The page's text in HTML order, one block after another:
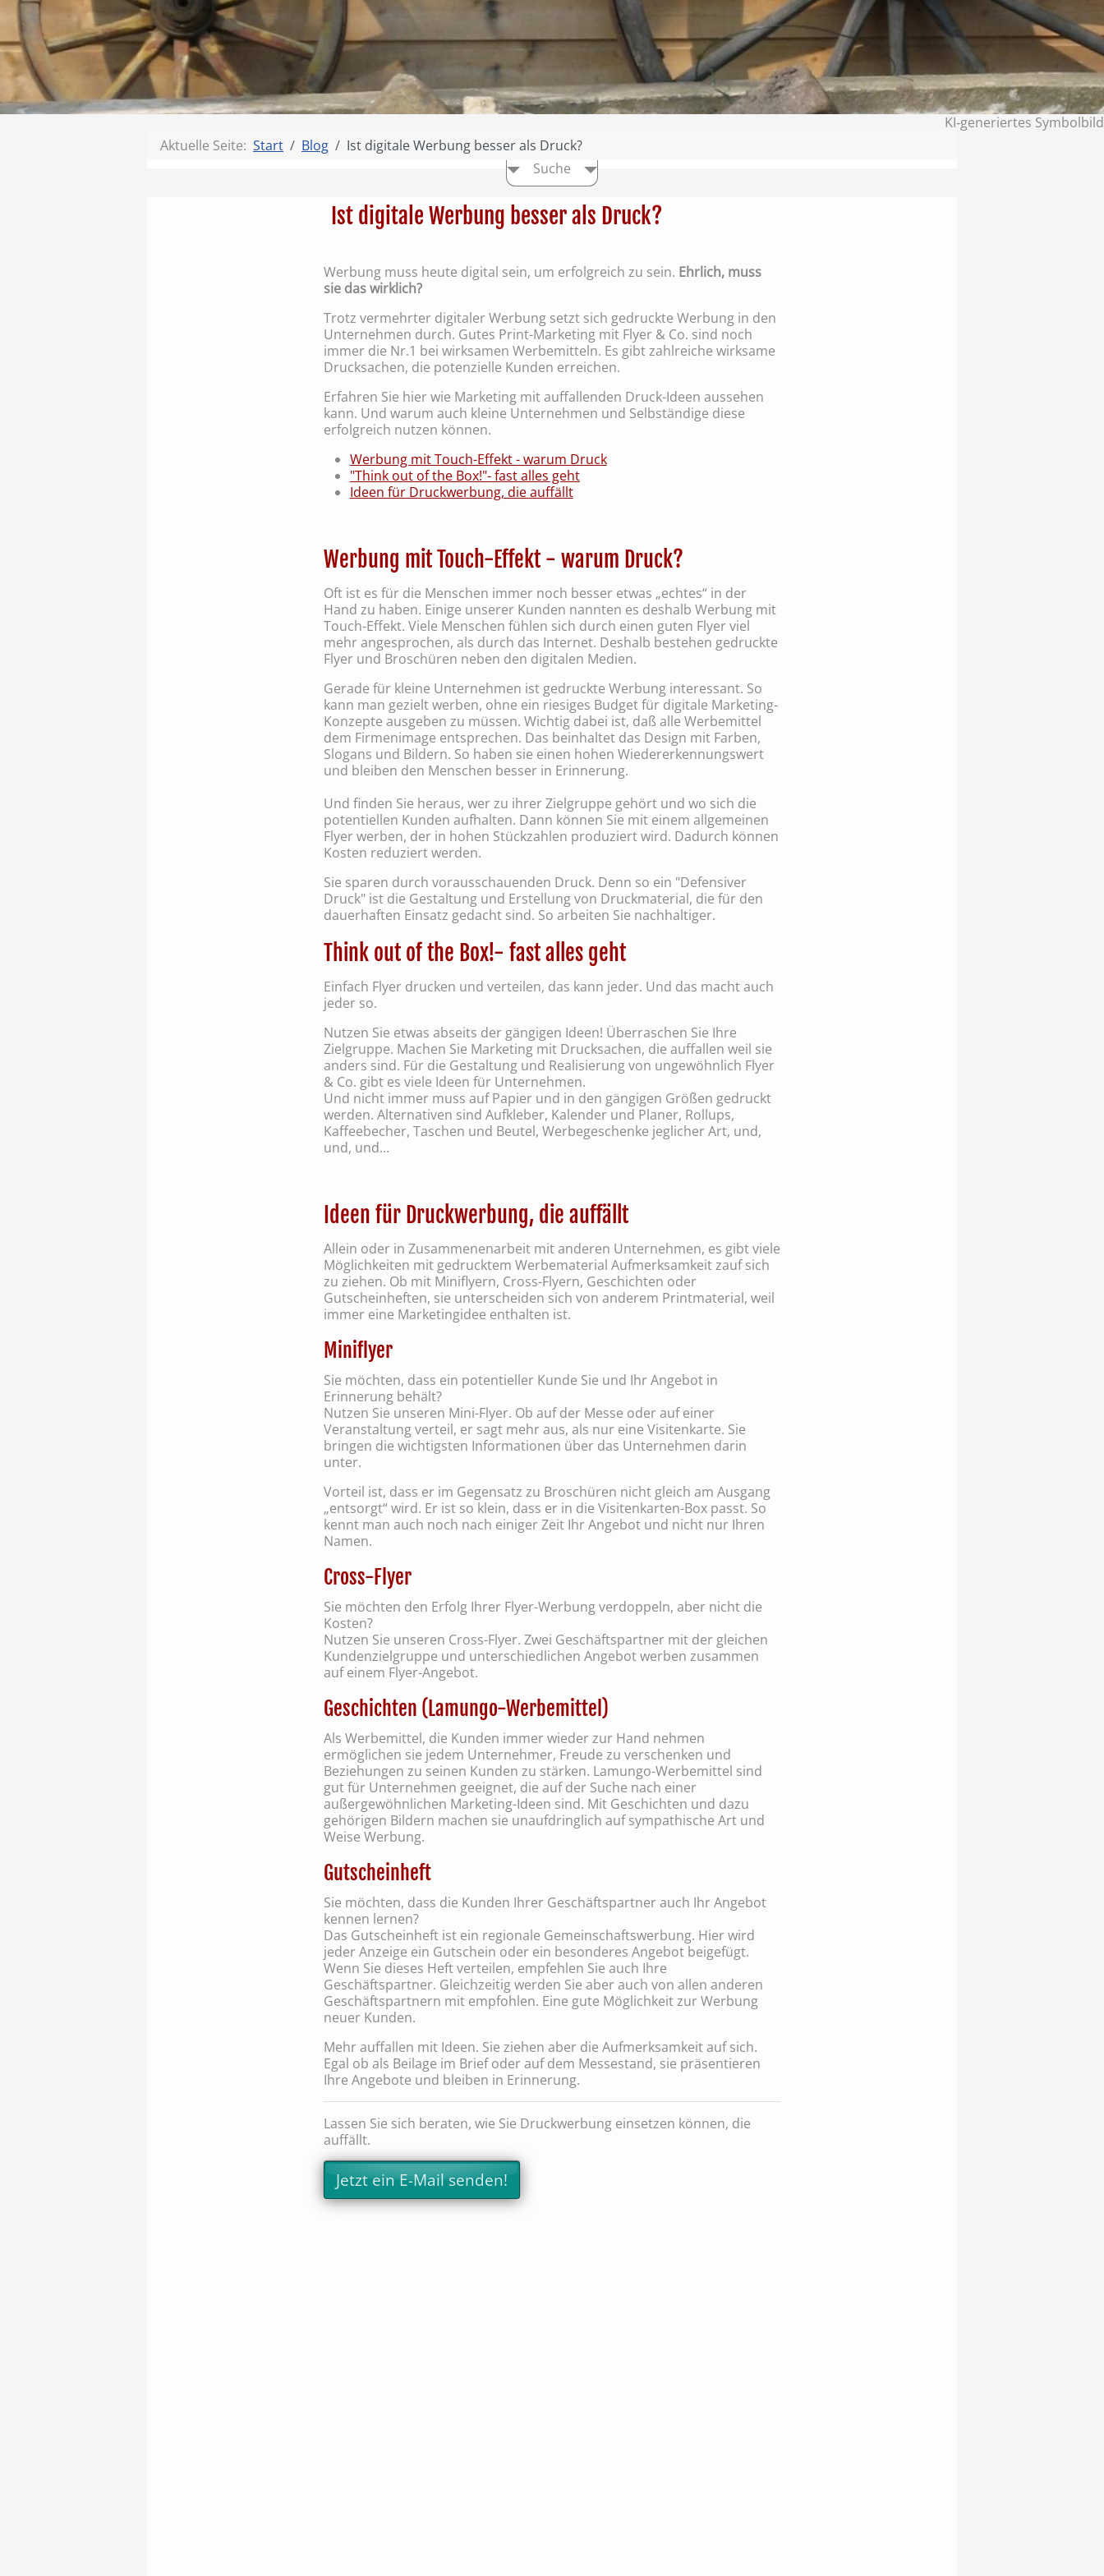
KI‑generiertes Symbolbild
Aktuelle Seite: Start Blog
Ist digitale Werbung besser als Druck?
Suche
Ist digitale Werbung besser als Druck?
Werbung muss heute digital sein, um erfolgreich zu sein. Ehrlich, muss
sie das wirklich?
Trotz vermehrter digitaler Werbung setzt sich gedruckte Werbung in den
Unternehmen durch. Gutes Print-Marketing mit Flyer & Co. sind noch
immer die Nr.1 bei wirksamen Werbemitteln. Es gibt zahlreiche wirksame
Drucksachen, die potenzielle Kunden erreichen.
Erfahren Sie hier wie Marketing mit auffallenden Druck-Ideen aussehen
kann. Und warum auch kleine Unternehmen und Selbständige diese
erfolgreich nutzen können.
Werbung mit Touch-Effekt - warum Druck
"Think out of the Box!"- fast alles geht
Ideen für Druckwerbung, die auffällt
Werbung mit Touch-Effekt - warum Druck?
Oft ist es für die Menschen immer noch besser etwas „echtes“ in der
Hand zu haben. Einige unserer Kunden nannten es deshalb Werbung mit
Touch-Effekt. Viele Menschen fühlen sich durch einen guten Flyer viel
mehr angesprochen, als durch das Internet. Deshalb bestehen gedruckte
Flyer und Broschüren neben den digitalen Medien.
Gerade für kleine Unternehmen ist gedruckte Werbung interessant. So
kann man gezielt werben, ohne ein riesiges Budget für digitale Marketing-
Konzepte ausgeben zu müssen. Wichtig dabei ist, daß alle Werbemittel
dem Firmenimage entsprechen. Das beinhaltet das Design mit Farben,
Slogans und Bildern. So haben sie einen hohen Wiedererkennungswert
und bleiben den Menschen besser in Erinnerung.
Und finden Sie heraus, wer zu ihrer Zielgruppe gehört und wo sich die
potentiellen Kunden aufhalten. Dann können Sie mit einem allgemeinen
Flyer werben, der in hohen Stückzahlen produziert wird. Dadurch können
Kosten reduziert werden.
Sie sparen durch vorausschauenden Druck. Denn so ein "Defensiver
Druck" ist die Gestaltung und Erstellung von Druckmaterial, die für den
dauerhaften Einsatz gedacht sind. So arbeiten Sie nachhaltiger.
Think out of the Box!- fast alles geht
Einfach Flyer drucken und verteilen, das kann jeder. Und das macht auch
jeder so.
Nutzen Sie etwas abseits der gängigen Ideen! Überraschen Sie Ihre
Zielgruppe. Machen Sie Marketing mit Drucksachen, die auffallen weil sie
anders sind. Für die Gestaltung und Realisierung von ungewöhnlich Flyer
& Co. gibt es viele Ideen für Unternehmen.
Und nicht immer muss auf Papier und in den gängigen Größen gedruckt
werden. Alternativen sind Aufkleber, Kalender und Planer, Rollups,
Kaffeebecher, Taschen und Beutel, Werbegeschenke jeglicher Art, und,
und, und...
Ideen für Druckwerbung, die auffällt
Allein oder in Zusammenenarbeit mit anderen Unternehmen, es gibt viele
Möglichkeiten mit gedrucktem Werbematerial Aufmerksamkeit zauf sich
zu ziehen. Ob mit Miniflyern, Cross-Flyern, Geschichten oder
Gutscheinheften, sie unterscheiden sich von anderem Printmaterial, weil
immer eine Marketingidee enthalten ist.
Miniflyer
Sie möchten, dass ein potentieller Kunde Sie und Ihr Angebot in
Erinnerung behält?
Nutzen Sie unseren Mini-Flyer. Ob auf der Messe oder auf einer
Veranstaltung verteil, er sagt mehr aus, als nur eine Visitenkarte. Sie
bringen die wichtigsten Informationen über das Unternehmen darin
unter.
Vorteil ist, dass er im Gegensatz zu Broschüren nicht gleich am Ausgang
„entsorgt“ wird. Er ist so klein, dass er in die Visitenkarten-Box passt. So
kennt man auch noch nach einiger Zeit Ihr Angebot und nicht nur Ihren
Namen.
Cross-Flyer
Sie möchten den Erfolg Ihrer Flyer-Werbung verdoppeln, aber nicht die
Kosten?
Nutzen Sie unseren Cross-Flyer. Zwei Geschäftspartner mit der gleichen
Kundenzielgruppe und unterschiedlichen Angebot werben zusammen
auf einem Flyer-Angebot.
Geschichten (Lamungo-Werbemittel)
Als Werbemittel, die Kunden immer wieder zur Hand nehmen
ermöglichen sie jedem Unternehmer, Freude zu verschenken und
Beziehungen zu seinen Kunden zu stärken. Lamungo-Werbemittel sind
gut für Unternehmen geeignet, die auf der Suche nach einer
außergewöhnlichen Marketing-Ideen sind. Mit Geschichten und dazu
gehörigen Bildern machen sie unaufdringlich auf sympathische Art und
Weise Werbung.
Gutscheinheft
Sie möchten, dass die Kunden Ihrer Geschäftspartner auch Ihr Angebot
kennen lernen?
Das Gutscheinheft ist ein regionale Gemeinschaftswerbung. Hier wird
jeder Anzeige ein Gutschein oder ein besonderes Angebot beigefügt.
Wenn Sie dieses Heft verteilen, empfehlen Sie auch Ihre
Geschäftspartner. Gleichzeitig werden Sie aber auch von allen anderen
Geschäftspartnern mit empfohlen. Eine gute Möglichkeit zur Werbung
neuer Kunden.
Mehr auffallen mit Ideen. Sie ziehen aber die Aufmerksamkeit auf sich.
Egal ob als Beilage im Brief oder auf dem Messestand, sie präsentieren
Ihre Angebote und bleiben in Erinnerung.
Lassen Sie sich beraten, wie Sie Druckwerbung einsetzen können, die
auffällt.
Jetzt ein E-Mail senden!